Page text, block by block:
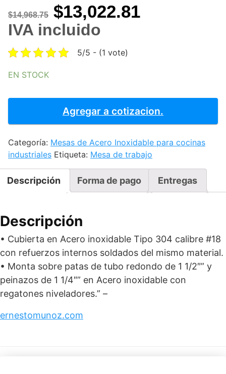
$14,968.75 Original
price
was:
$13,022.81Current
IVA incluido
5/5 - (1 vote)
EN STOCK
MURO
150
cantidad
Agregar a cotizacion.
Categoría: Mesas de Acero Inoxidable para cocinas
industriales Etiqueta: Mesa de trabajo
Descripción Forma de pago Entregas
Descripción
• Cubierta en Acero inoxidable Tipo 304 calibre #18
con refuerzos internos soldados del mismo material.
• Monta sobre patas de tubo redondo de 1 1/2″” y
peinazos de 1 1/4″” en Acero inoxidable con
regatones niveladores.” –
ernestomunoz.com